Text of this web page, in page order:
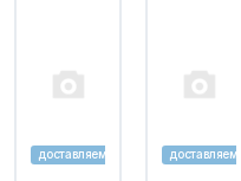
доставляем доставляем